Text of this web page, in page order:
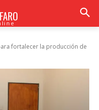
fortalecer la producción de